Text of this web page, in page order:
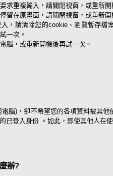
求重複輸入，請關閉視窗，或重新開
留在原畫面，請關閉視窗，或重新開
，請清除您的cookie、瀏覽暫存檔
一次。
腦，或重新開機後再試一次。
腦)，卻不希望您的各項資料被其
已登入身份 。如此，即使其他人在
辦?